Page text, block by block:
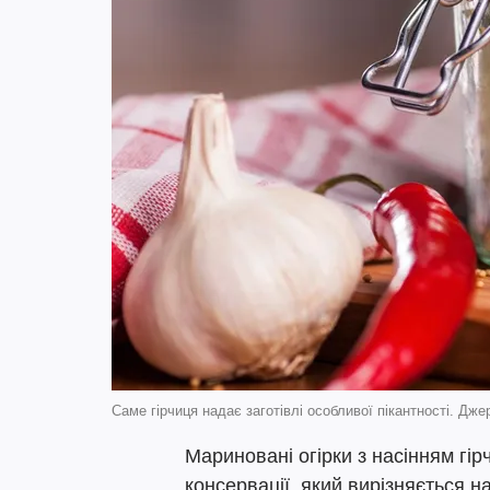
Саме гірчиця надає заготівлі особливої пікантності.
Мариновані огірки з насінням
консервації, який